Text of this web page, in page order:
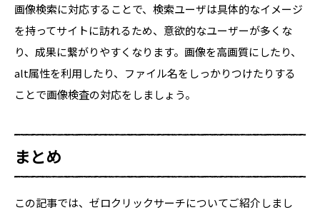
画像検索に対応することで、検索ユーザは具体的なイメージ
を持ってサイトに訪れるため、意欲的なユーザーが多くな
り、成果に繋がりやすくなります。画像を高画質にしたり、
alt属性を利用したり、ファイル名をしっかりつけたりする
ことで画像検査の対応をしましょう。
まとめ
この記事では、ゼロクリックサーチについてご紹介しまし